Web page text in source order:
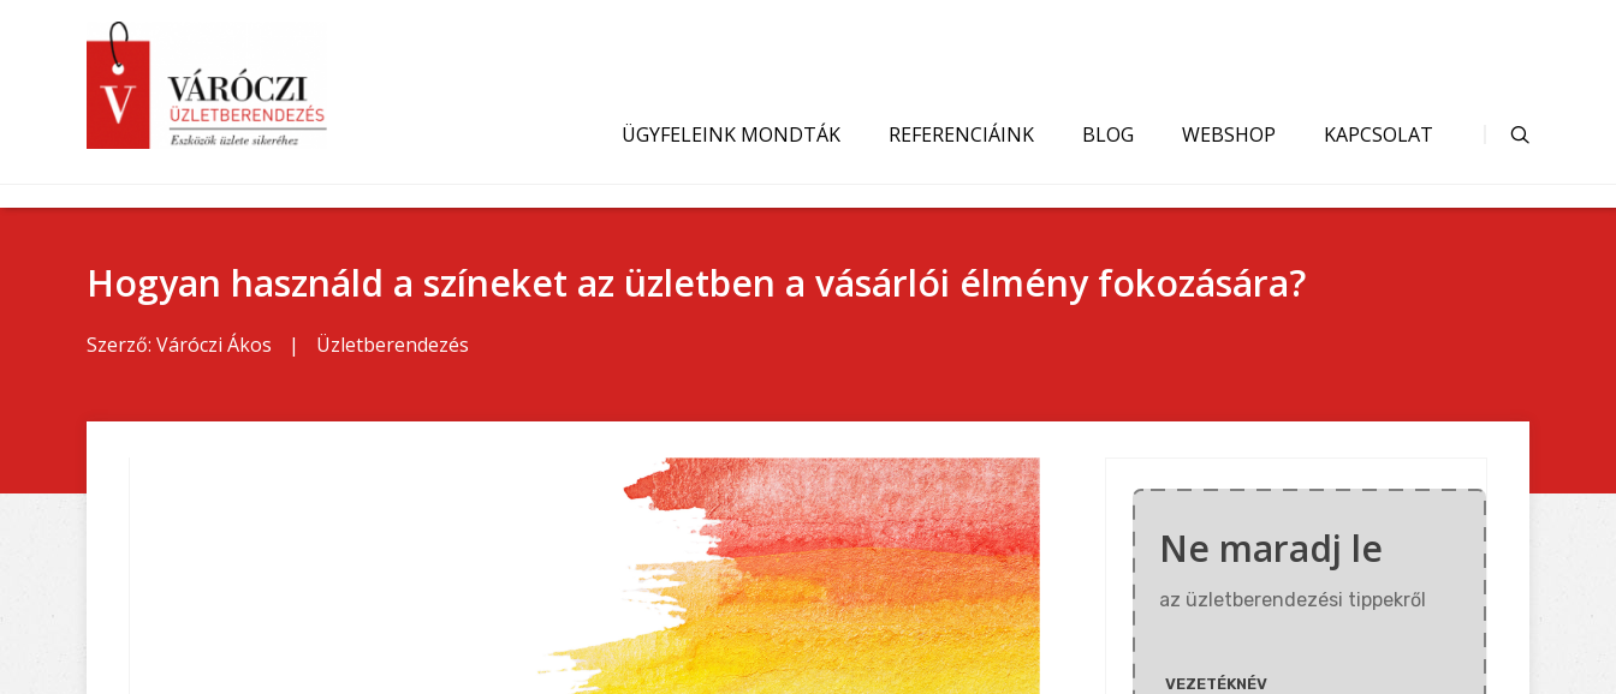
ÜGYFELEINK MONDTÁK REFERENCIÁINK BLOG WEBSHOP KAPCSOLAT
Hogyan használd a színeket az üzletben a vásárlói élmény fokozására?
Szerző: Váróczi Ákos | Üzletberendezés
Ne maradj le
az üzletberendezési tippekről
VEZETÉKNÉV